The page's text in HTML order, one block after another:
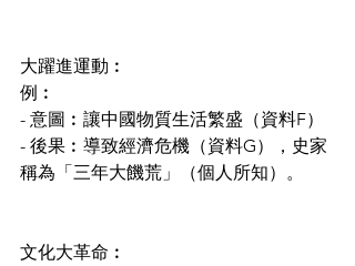
大躍進運動︰
例︰
- 意圖︰讓中國物質生活繁盛（資料F）
- 後果︰導致經濟危機（資料G），史家
稱為「三年大饑荒」（個人所知）。
文化大革命︰